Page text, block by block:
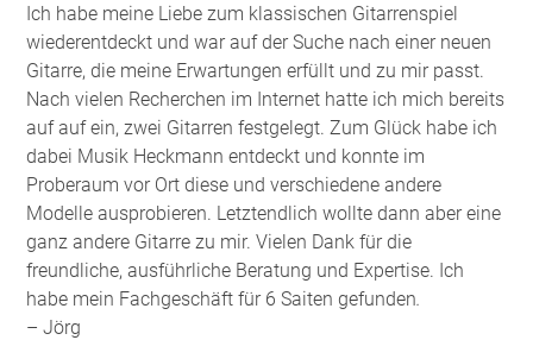
Ich habe meine Liebe zum klassischen Gitarrenspiel
wiederentdeckt und war auf der Suche nach einer neuen
Gitarre, die meine Erwartungen erfüllt und zu mir passt.
Nach vielen Recherchen im Internet hatte ich mich bereits
auf auf ein, zwei Gitarren festgelegt. Zum Glück habe ich
dabei Musik Heckmann entdeckt und konnte im
Proberaum vor Ort diese und verschiedene andere
Modelle ausprobieren. Letztendlich wollte dann aber eine
ganz andere Gitarre zu mir. Vielen Dank für die
freundliche, ausführliche Beratung und Expertise. Ich
habe mein Fachgeschäft für 6 Saiten gefunden.
– Jörg